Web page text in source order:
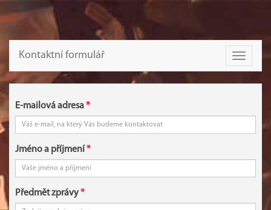
Toggle
Kontaktní formulář
E-mailová adresa
Jméno a příjmení
Předmět zprávy